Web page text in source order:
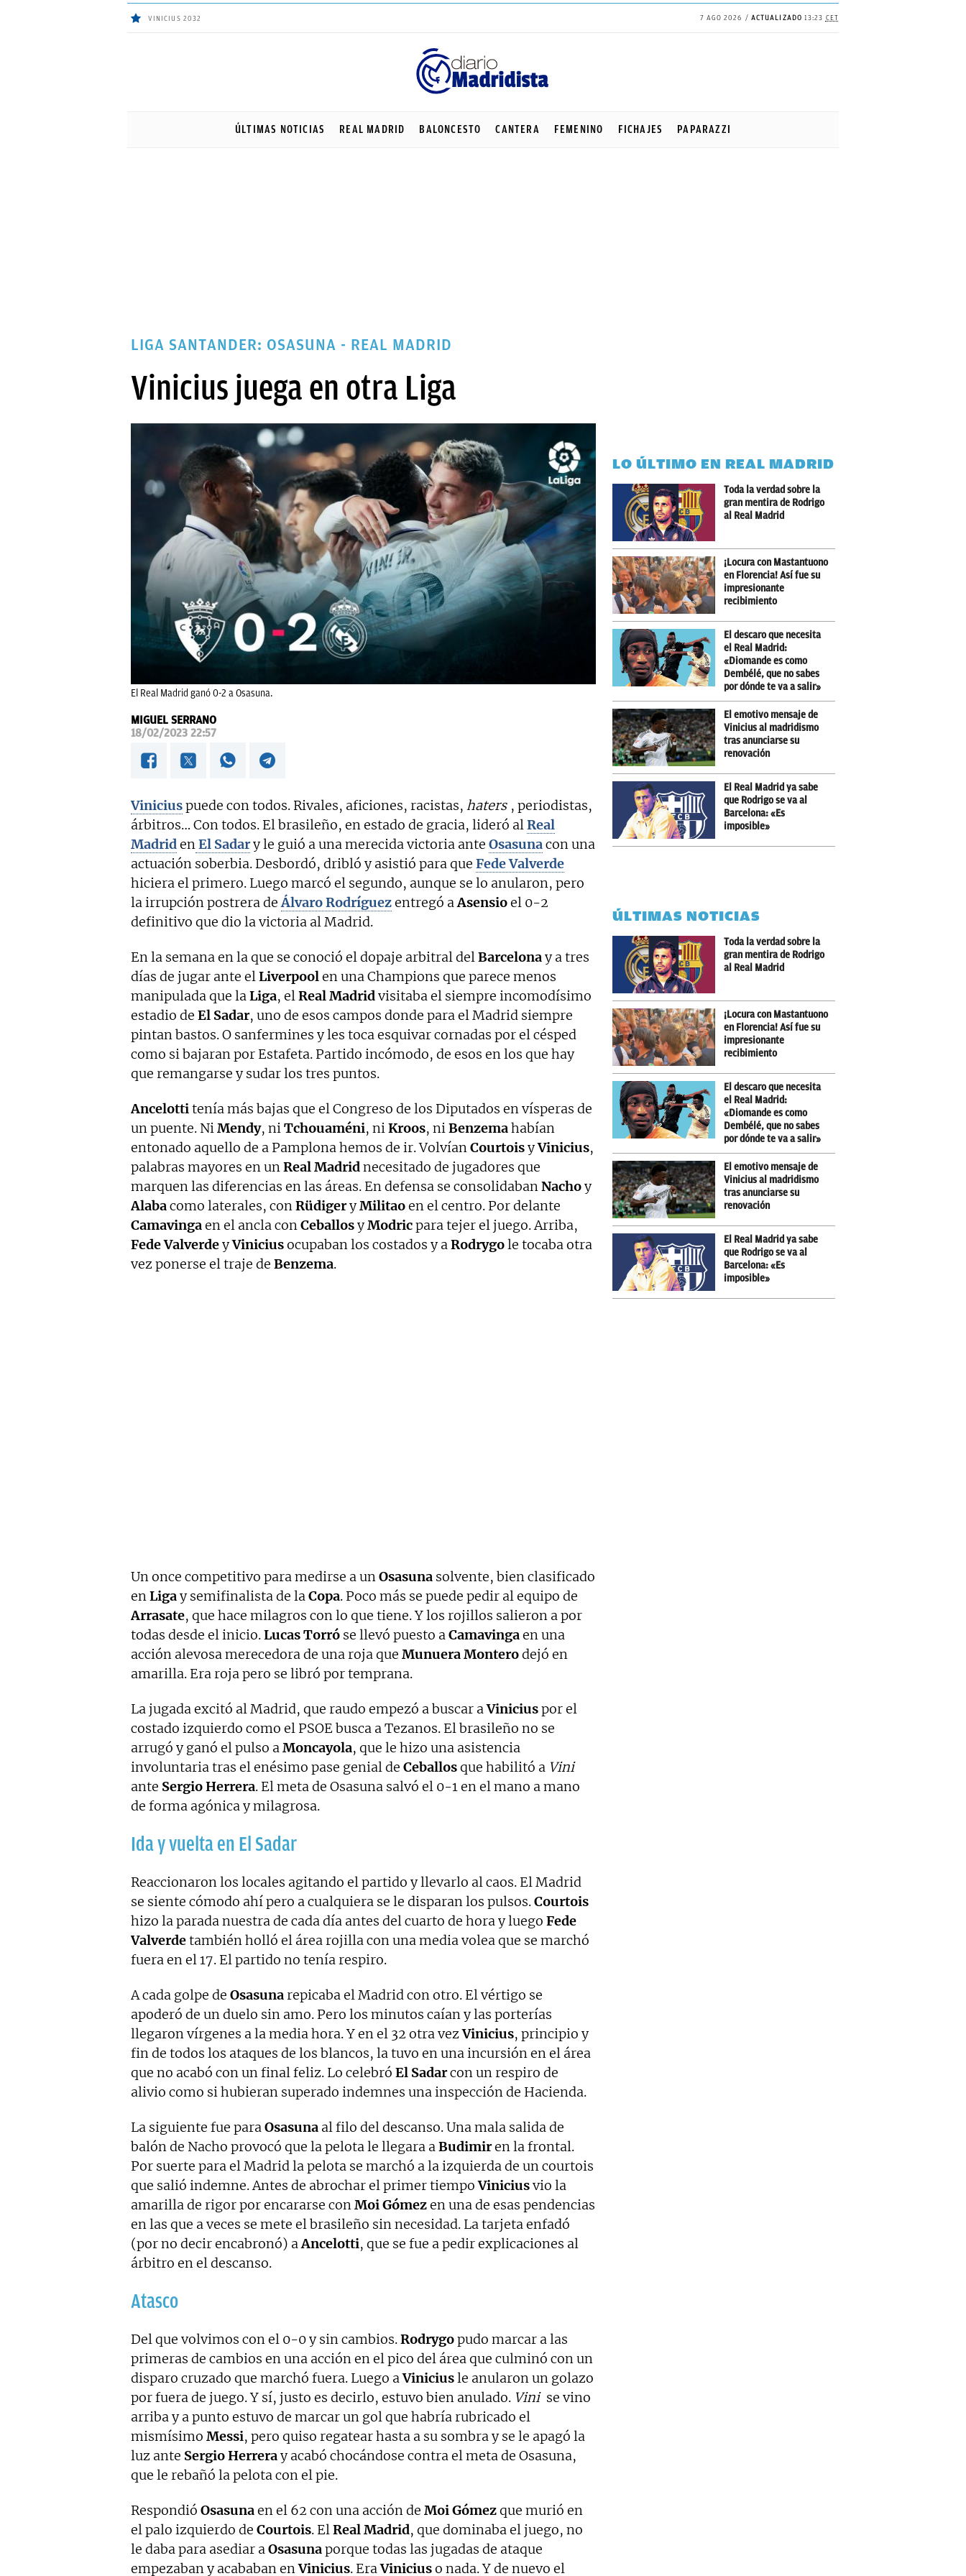
VINICIUS 2032 7 AGO 2026 ACTUALIZADO 13:23 CET
ÚLTIMAS NOTICIAS REAL MADRID BALONCESTO CANTERA FEMENINO FICHAJES PAPARAZZI
LIGA SANTANDER: OSASUNA - REAL MADRID
Vinicius juega en otra Liga
El Real Madrid ganó 0-2 a Osasuna.
MIGUEL SERRANO
18/02/2023 22:57
Viniciuspuede con todos. Rivales, aficiones, racistas, haters , periodistas,
árbitros… Con todos. El brasileño, en estado de gracia, lideró alReal
MadridenEl Sadary le guió a una merecida victoria ante Osasunacon una
actuación soberbia. Desbordó, dribló y asistió para que Fede Valverde
hiciera el primero. Luego marcó el segundo, aunque se lo anularon, pero
la irrupción postrera deÁlvaro Rodríguezentregó aAsensioel 0-2
definitivo que dio la victoria al Madrid.
En la semana en la que se conoció el dopaje arbitral delBarcelonay a tres
días de jugar ante elLiverpoolen una Champions que parece menos
manipulada que laLiga, elReal Madridvisitaba el siempre incomodísimo
estadio de El Sadar, uno de esos campos donde para el Madrid siempre
pintan bastos. O sanfermines y les toca esquivar cornadas por el césped
como si bajaran por Estafeta. Partido incómodo, de esos en los que hay
que remangarse y sudar los tres puntos.
Ancelottitenía más bajas que el Congreso de los Diputados en vísperas de
un puente. NiMendy, niTchouaméni, niKroos, niBenzemahabían
entonado aquello de a Pamplona hemos de ir. VolvíanCourtoisyVinicius,
palabras mayores en unReal Madridnecesitado de jugadores que
marquen las diferencias en las áreas. En defensa se consolidabanNachoy
Alabacomo laterales, conRüdigeryMilitaoen el centro. Por delante
Camavingaen el ancla conCeballosyModricpara tejer el juego. Arriba,
Fede ValverdeyViniciusocupaban los costados y aRodrygole tocaba otra
vez ponerse el traje de Benzema.
Un once competitivo para medirse a unOsasuna solvente, bien clasificado
enLigay semifinalista de laCopa. Poco más se puede pedir al equipo de
Arrasate, que hace milagros con lo que tiene. Y los rojillos salieron a por
todas desde el inicio.Lucas Torró se llevó puesto aCamavingaen una
acción alevosa merecedora de una roja que Munuera Monterodejó en
amarilla. Era roja pero se libró por temprana.
La jugada excitó al Madrid, que raudo empezó a buscar aViniciuspor el
costado izquierdo como el PSOE busca a Tezanos. El brasileño no se
arrugó y ganó el pulso aMoncayola, que le hizo una asistencia
involuntaria tras el enésimo pase genial de Ceballosque habilitó a Vini
ante Sergio Herrera. El meta de Osasuna salvó el 0-1 en el mano a mano
de forma agónica y milagrosa.
Ida y vuelta en El Sadar
Reaccionaron los locales agitando el partido y llevarlo al caos. El Madrid
se siente cómodo ahí pero a cualquiera se le disparan los pulsos.Courtois
hizo la parada nuestra de cada día antes del cuarto de hora y luego Fede
Valverdetambién holló el área rojilla con una media volea que se marchó
fuera en el 17. El partido no tenía respiro.
A cada golpe de Osasunarepicaba el Madrid con otro. El vértigo se
apoderó de un duelo sin amo. Pero los minutos caían y las porterías
llegaron vírgenes a la media hora. Y en el 32 otra vezVinicius, principio y
fin de todos los ataques de los blancos, la tuvo en una incursión en el área
que no acabó con un final feliz. Lo celebró El Sadarcon un respiro de
alivio como si hubieran superado indemnes una inspección de Hacienda.
La siguiente fue paraOsasuna al filo del descanso. Una mala salida de
balón de Nacho provocó que la pelota le llegara aBudimiren la frontal.
Por suerte para el Madrid la pelota se marchó a la izquierda de un courtois
que salió indemne. Antes de abrochar el primer tiempoViniciusvio la
amarilla de rigor por encararse conMoi Gómezen una de esas pendencias
en las que a veces se mete el brasileño sin necesidad. La tarjeta enfadó
(por no decir encabronó) aAncelotti, que se fue a pedir explicaciones al
árbitro en el descanso.
Atasco
Del que volvimos con el 0-0 y sin cambios.Rodrygopudo marcar a las
primeras de cambios en una acción en el pico del área que culminó con un
disparo cruzado que marchó fuera. Luego aViniciusle anularon un golazo
por fuera de juego. Y sí, justo es decirlo, estuvo bien anulado. Vini se vino
arriba y a punto estuvo de marcar un gol que habría rubricado el
mismísimo Messi, pero quiso regatear hasta a su sombra y se le apagó la
luz ante Sergio Herreray acabó chocándose contra el meta de Osasuna,
que le rebañó la pelota con el pie.
Respondió Osasunaen el 62 con una acción de Moi Gómezque murió en
el palo izquierdo de Courtois. ElReal Madrid, que dominaba el juego, no
le daba para asediar aOsasunaporque todas las jugadas de ataque
empezaban y acababan enVinicius. EraViniciuso nada. Y de nuevo el
LO ÚLTIMO EN REAL MADRID
Toda la verdad sobre la
gran mentira de Rodrigo
al Real Madrid
¡Locura con Mastantuono
en Florencia! Así fue su
impresionante
recibimiento
El descaro que necesita
el Real Madrid:
«Diomande es como
Dembélé, que no sabes
por dónde te va a salir»
El emotivo mensaje de
Vinicius al madridismo
tras anunciarse su
renovación
El Real Madrid ya sabe
que Rodrigo se va al
Barcelona: «Es
imposible»
ÚLTIMAS NOTICIAS
Toda la verdad sobre la
gran mentira de Rodrigo
al Real Madrid
¡Locura con Mastantuono
en Florencia! Así fue su
impresionante
recibimiento
El descaro que necesita
el Real Madrid:
«Diomande es como
Dembélé, que no sabes
por dónde te va a salir»
El emotivo mensaje de
Vinicius al madridismo
tras anunciarse su
renovación
El Real Madrid ya sabe
que Rodrigo se va al
Barcelona: «Es
imposible»